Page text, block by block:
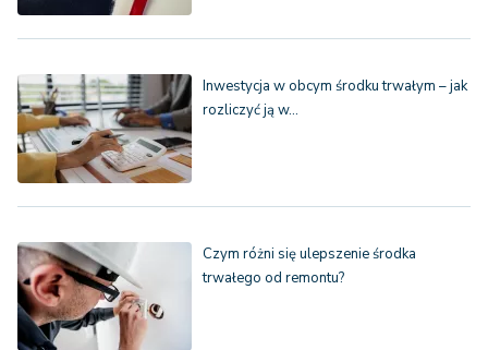
Inwestycja w obcym środku trwałym – jak
rozliczyć ją w…
Czym różni się ulepszenie środka
trwałego od remontu?